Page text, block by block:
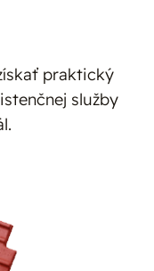
praktický
služby